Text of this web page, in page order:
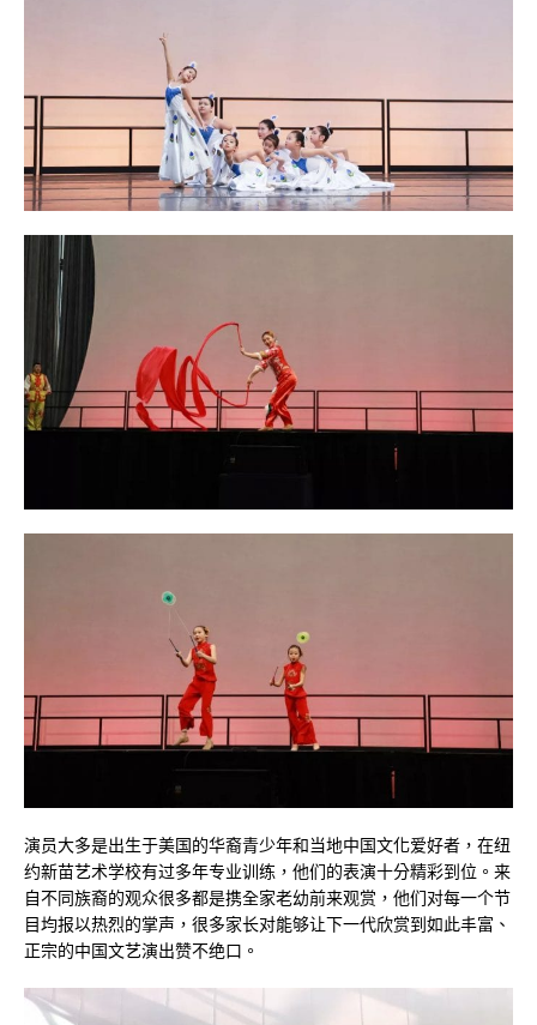
演员大多是出生于美国的华裔青少年和当地中国文化爱好者，在纽
约新苗艺术学校有过多年专业训练，他们的表演十分精彩到位。来
自不同族裔的观众很多都是携全家老幼前来观赏，他们对每一个节
目均报以热烈的掌声，很多家长对能够让下一代欣赏到如此丰富、
正宗的中国文艺演出赞不绝口。